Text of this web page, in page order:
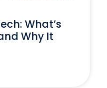
What’s
Why It